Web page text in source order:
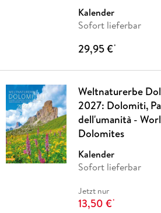
Kalender
Sofort lieferbar
29,95 €*
Weltnaturerbe
2027: Dolomiti,
dell'umanità -
Dolomites
Kalender
Sofort lieferbar
Jetzt nur
13,50 €*